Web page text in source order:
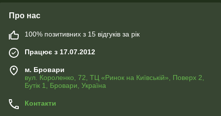
Про нас
100% позитивних з 15 відгуків за рік
Працює з 17.07.2012
м. Бровари
вул. Короленко, 72, ТЦ «Ринок на Київській», Поверх 2,
Бутік 1, Бровари, Україна
Контакти